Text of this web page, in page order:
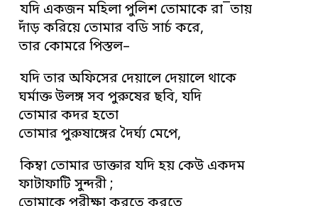
যদি একজন মহিলা পুলিশ তোমাকে রা¯তায়
দাঁড় করিয়ে তোমার বডি সার্চ করে,
তার কোমরে পিস্তল–
যদি তার অফিসের দেয়ালে দেয়ালে থাকে
ঘর্মাক্ত উলঙ্গ সব পুরুষের ছবি, যদি
তোমার কদর হতো
তোমার পুরুষাঙ্গের দৈর্ঘ্য মেপে,
কিম্বা তোমার ডাক্তার যদি হয় কেউ একদম
ফাটাফাটি সুন্দরী ;